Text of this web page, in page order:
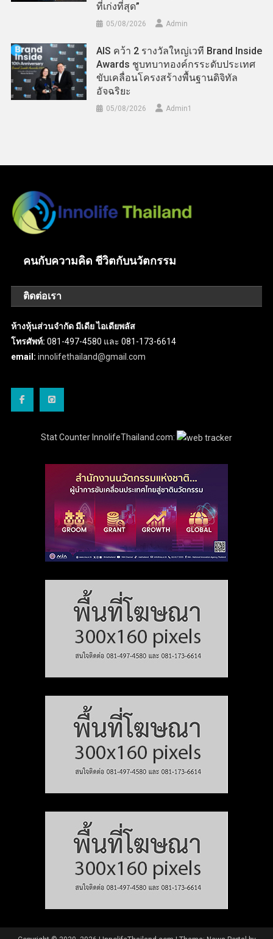
ที่เก่งที่สุด”
05/08/2026 Admin
AIS คว้า 2 รางวัลใหญ่เวที Brand Inside
Awards ชูบทบาทองค์กรระดับประเทศ
ขับเคลื่อนโครงสร้างพื้นฐานดิจิทัล
อัจฉริยะ
05/08/2026 Admin​1
คนกับความคิด ชีวิตกับนวัตกรรม
ติดต่อเรา
ห้างหุ้นส่วนจำกัด มีเดีย ไอเดียพลัส
โทรศัพท์: 081-497-4580 และ 081-173-6614
email: innolifethailand@gmail.com
Stat Counter InnolifeThailand.com: